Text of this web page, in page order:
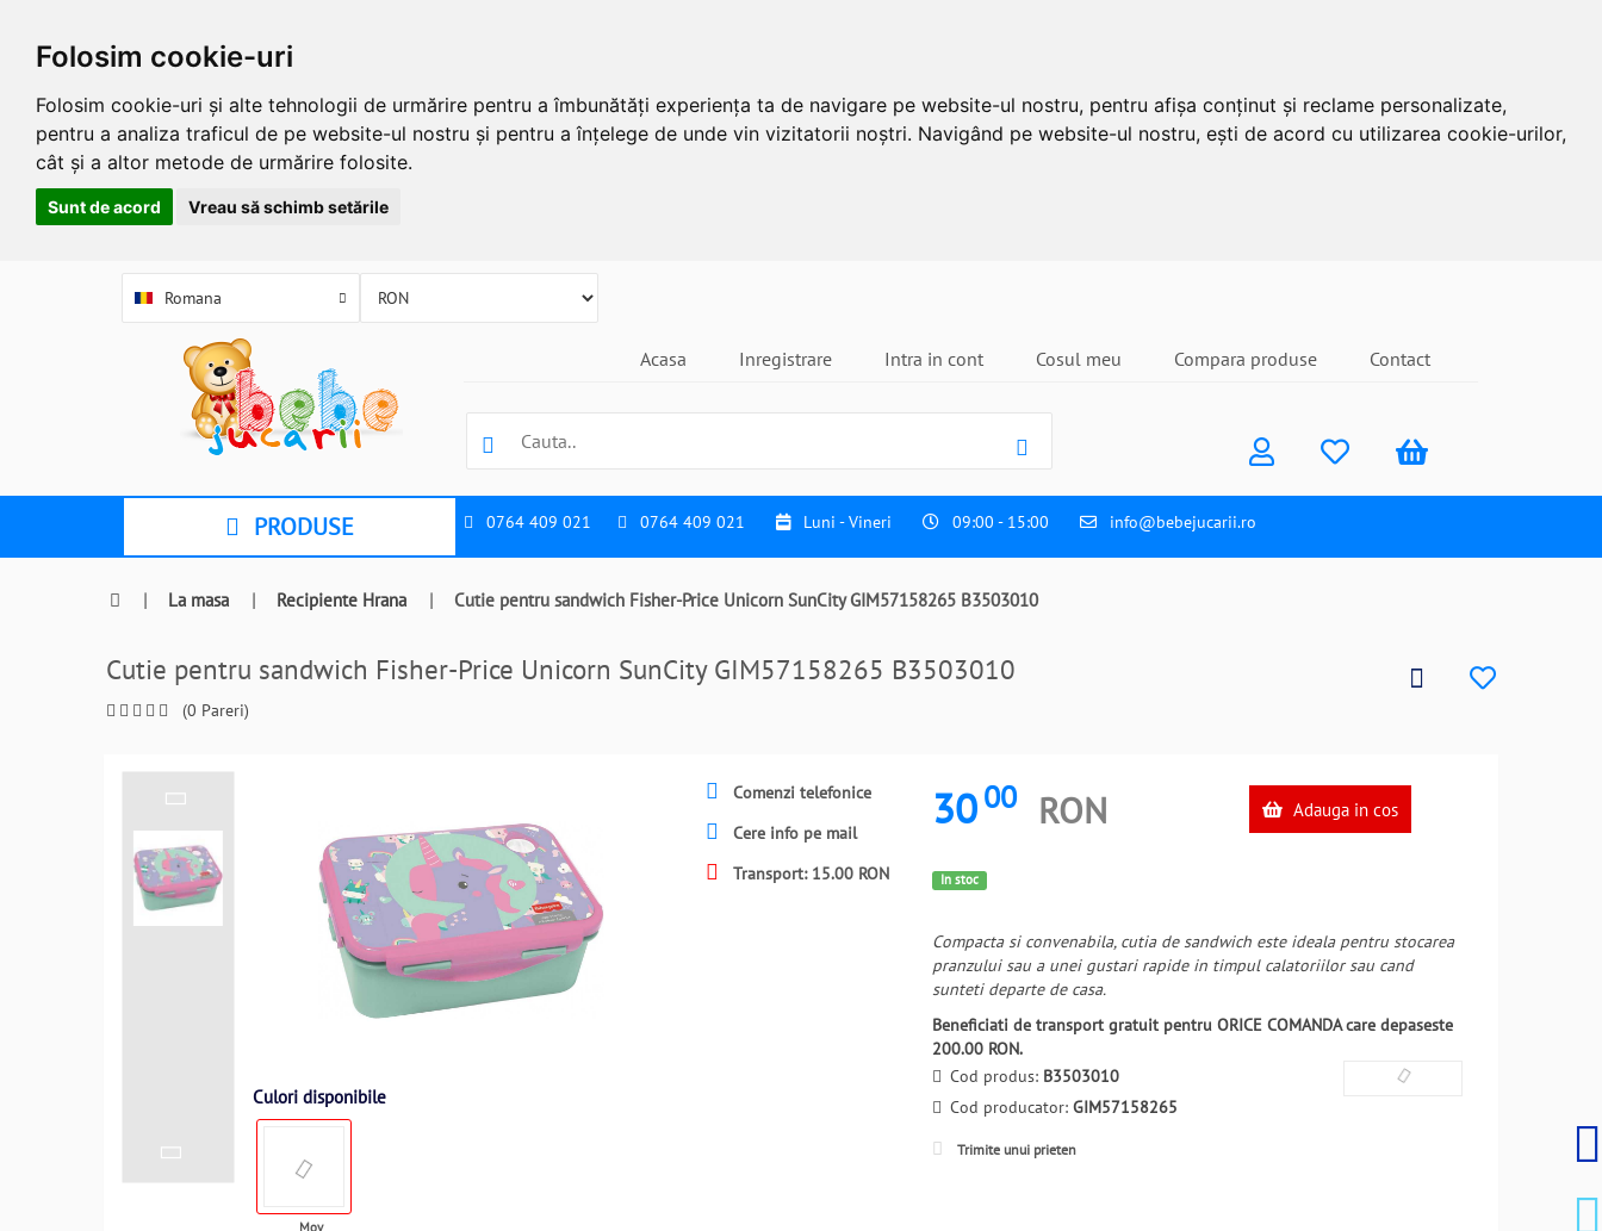
Folosim cookie-uri
Folosim cookie-uri și alte tehnologii de urmărire pentru a îmbunătăți experiența ta de navigare pe website-ul nostru, pentru afișa conținut și reclame personalizate,
pentru a analiza traficul de pe website-ul nostru și pentru a înțelege de unde vin vizitatorii noștri. Navigând pe website-ul nostru, ești de acord cu utilizarea cookie-urilor,
cât și a altor metode de urmărire folosite.
Sunt de acord Vreau să schimb setările
Romana
Acasa Inregistrare Intra in cont Cosul meu Compara produse Contact
PRODUSE 0764 409 021 0764 409 021 Luni - Vineri 09:00 - 15:00 info@bebejucarii.ro
| La masa | Recipiente Hrana | Cutie pentru sandwich Fisher-Price Unicorn SunCity GIM57158265 B3503010
Cutie pentru sandwich Fisher-Price Unicorn SunCity GIM57158265 B3503010
(0 Pareri)
Culori disponibile
Mov
Comenzi telefonice
Cere info pe mail
Transport: 15.00 RON
3000 RON Adauga in cos
In stoc
Compacta si convenabila, cutia de sandwich este ideala pentru stocarea
pranzului sau a unei gustari rapide in timpul calatoriilor sau cand
sunteti departe de casa.
Beneficiati de transport gratuit pentru ORICE COMANDA care depaseste
200.00 RON.
Cod produs: B3503010
Cod producator: GIM57158265
Trimite unui prieten